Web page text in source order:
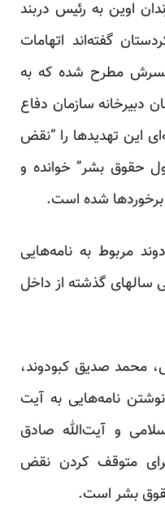
اوین به رئیس دربند
گفته‌اند اتهامات
مطرح شده که به
دبیرخانه سازمان دفاع
این تهدیدها را “نقض
حقوق بشر” خوانده و
برخوردها شده است.
مربوط به نامه‌هایی
گذشته از داخل
محمد صدیق کبودوند،
نامه‌هایی به آیت
و آیت‌الله صادق
متوقف کردن نقض
بشر است.